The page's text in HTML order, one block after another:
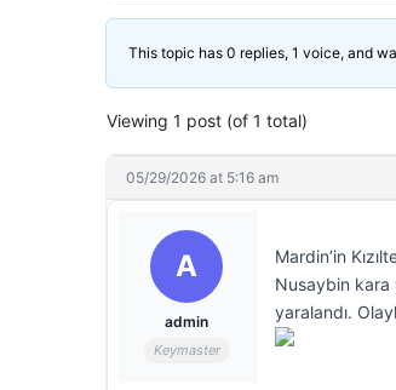
This topic has 0 replies, 1 voice, and
Viewing 1 post (of 1 total)
05/29/2026 at 5:16 am
A
admin
Keymaster
Mardin’in
Nusaybin kara
yaralandı.